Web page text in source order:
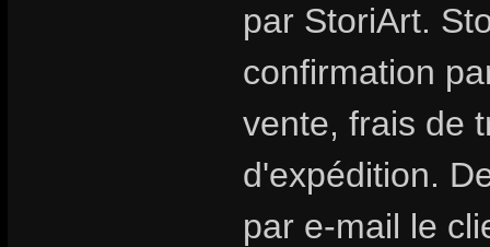
par StoriArt.
confirmation
vente, frais de
d'expédition.
par e-mail le